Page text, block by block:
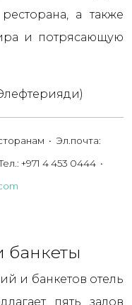
а также
и потрясающую
• Эл.почта:
+971 4 453 0444 •
банкеты
и банкетов отель
пять залов